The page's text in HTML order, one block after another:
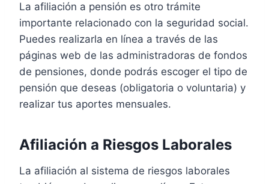
La afiliación a pensión es otro trámite
importante relacionado con la seguridad social.
Puedes realizarla en línea a través de las
páginas web de las administradoras de fondos
de pensiones, donde podrás escoger el tipo de
pensión que deseas (obligatoria o voluntaria) y
realizar tus aportes mensuales.
Afiliación a Riesgos Laborales
La afiliación al sistema de riesgos laborales